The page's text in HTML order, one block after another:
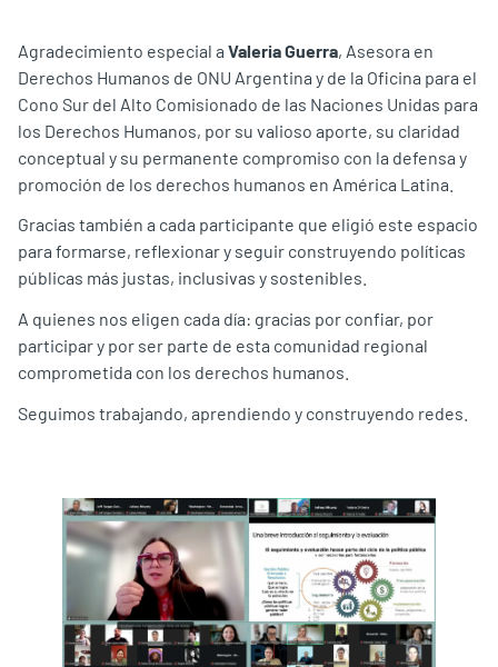
Agradecimiento especial aValeria Guerra, Asesora en
Derechos Humanos de ONU Argentina y de la Oficina para el
Cono Sur del Alto Comisionado de las Naciones Unidas para
los Derechos Humanos, por su valioso aporte, su claridad
conceptual y su permanente compromiso con la defensa y
promoción de los derechos humanos en América Latina.
Gracias también a cada participante que eligió este espacio
para formarse, reflexionar y seguir construyendo políticas
públicas más justas, inclusivas y sostenibles.
A quienes nos eligen cada día: gracias por confiar, por
participar y por ser parte de esta comunidad regional
comprometida con los derechos humanos.
Seguimos trabajando, aprendiendo y construyendo redes.